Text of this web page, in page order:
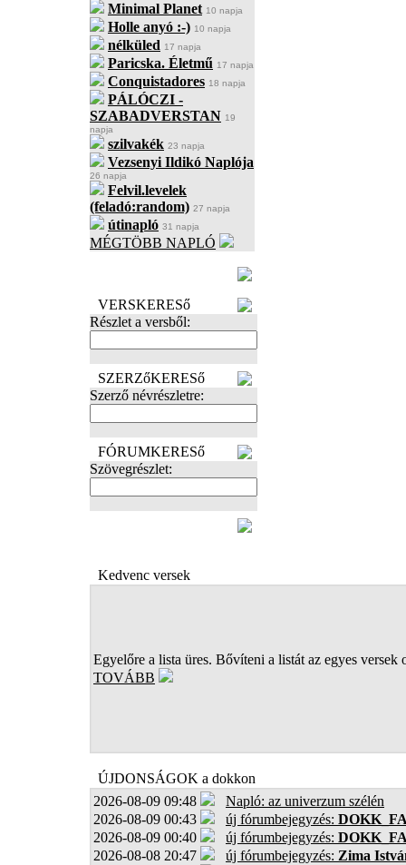
Minimal Planet 10 napja
Holle anyó :-) 10 napja
nélküled 17 napja
Paricska. Életmű 17 napja
Conquistadores 18 napja
PÁLÓCZI -
SZABADVERSTAN 19
napja
szilvakék 23 napja
Vezsenyi Ildikó Naplója
26 napja
Felvil.levelek
(feladó:random) 27 napja
útinapló 31 napja
MÉGTÖBB NAPLÓ
VERSKERESő
Részlet a versből:
SZERZőKERESő
Szerző névrészletre:
FÓRUMKERESő
Szövegrészlet:
Kedvenc versek
Egyelőre a lista üres. Bővíteni a listát az egyes versek
TOVÁBB
ÚJDONSÁGOK a dokkon
2026-08-09 09:48
Napló: az univerzum szélén
2026-08-09 00:43
új fórumbejegyzés:
2026-08-09 00:40
új fórumbejegyzés:
2026-08-08 20:47
új fórumbejegyzés: Zima